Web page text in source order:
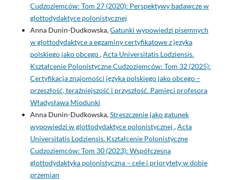
Cudzoziemców: Tom 27 (2020): Perspektywy badawcze w
glottodydaktyce polonistycznej
Anna Dunin-Dudkowska,Gatunki wypowiedzi pisemnych
w glottodydaktyce a egzaminy certyfikatowe z języka
polskiego jako obcego,Acta Universitatis Lodziensis.
Kształcenie Polonistyczne Cudzoziemców: Tom 32 (2025):
Certyfikacja znajomości języka polskiego jako obcego –
przeszłość, teraźniejszość i przyszłość. Pamięci profesora
Władysława Miodunki
Anna Dunin-Dudkowska,Streszczenie jako gatunek
wypowiedzi w glottodydaktyce polonistycznej ,Acta
Universitatis Lodziensis. Kształcenie Polonistyczne
Cudzoziemców: Tom 30 (2023): Współczesna
glottodydaktyka polonistyczna – cele i priorytety w dobie
przemian